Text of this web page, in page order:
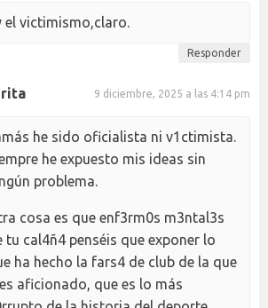
el victimismo,claro.
Responder
9 diciembre, 2025 a las 4:14 pm
he sido oficialista ni v1ctimista.
he expuesto mis ideas sin
problema.
cosa es que enf3rm0s m3ntal3s
tu cal4ñ4 penséis que exponer lo
ha hecho la fars4 de club de la que
aficionado, que es lo más